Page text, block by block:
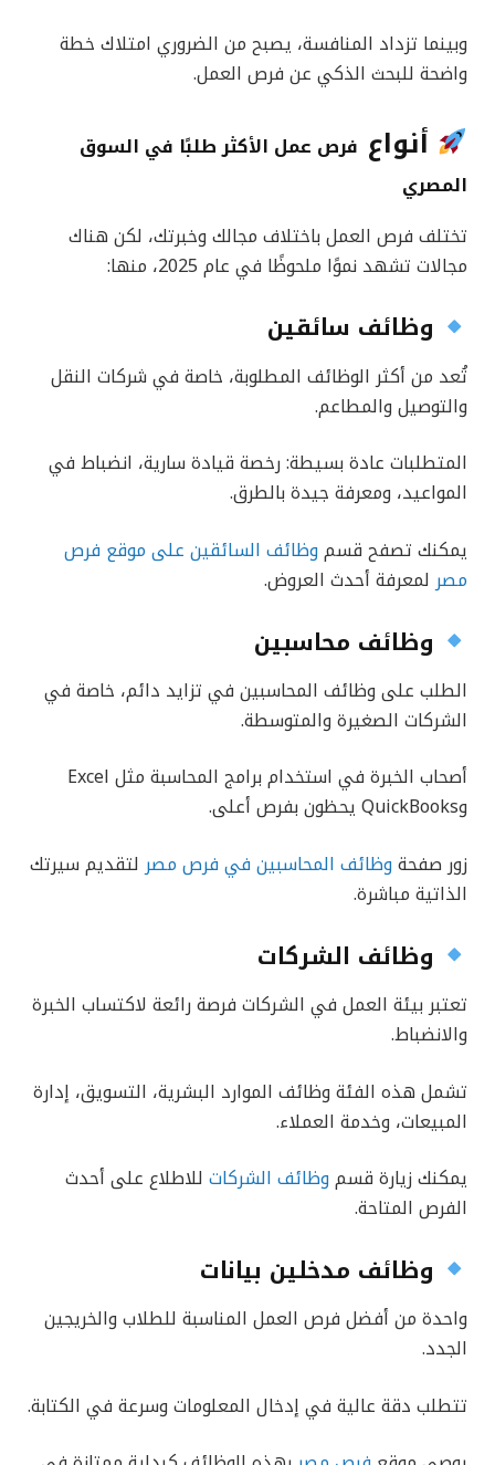
وبينما تزداد المنافسة، يصبح من الضروري امتلاك خطة
واضحة للبحث الذكي عن فرص العمل.
أنواع فرص عمل الأكثر طلبًا في السوق
المصري
تختلف فرص العمل باختلاف مجالك وخبرتك، لكن هناك
مجالات تشهد نموًا ملحوظًا في عام 2025، منها:
وظائف سائقين
تُعد من أكثر الوظائف المطلوبة، خاصة في شركات النقل
والتوصيل والمطاعم.
المتطلبات عادة بسيطة: رخصة قيادة سارية، انضباط في
المواعيد، ومعرفة جيدة بالطرق.
يمكنك تصفح قسم وظائف السائقين على موقع فرص
مصر لمعرفة أحدث العروض.
وظائف محاسبين
الطلب على وظائف المحاسبين في تزايد دائم، خاصة في
الشركات الصغيرة والمتوسطة.
أصحاب الخبرة في استخدام برامج المحاسبة مثل Excel
وQuickBooks يحظون بفرص أعلى.
زور صفحة وظائف المحاسبين في فرص مصرلتقديم سيرتك
الذاتية مباشرة.
وظائف الشركات
تعتبر بيئة العمل في الشركات فرصة رائعة لاكتساب الخبرة
والانضباط.
تشمل هذه الفئة وظائف الموارد البشرية، التسويق، إدارة
المبيعات، وخدمة العملاء.
يمكنك زيارة قسم وظائف الشركات للاطلاع على أحدث
الفرص المتاحة.
وظائف مدخلين بيانات
واحدة من أفضل فرص العمل المناسبة للطلاب والخريجين
الجدد.
تتطلب دقة عالية في إدخال المعلومات وسرعة في الكتابة.